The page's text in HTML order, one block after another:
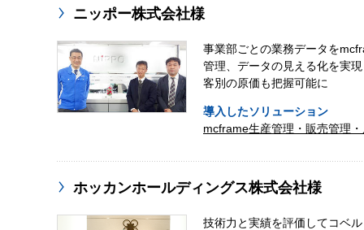
ニッポー株式会社様
事業部ごとの業務データを
管理、データの見える化を実
客別の原価も把握可能に
導入したソリューション
mcframe生産管理・販売管理
ホッカンホールディングス株式会社様
技術力と実績を評価してコベ